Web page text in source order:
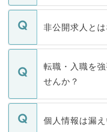
ご登録いただき
登録内容を確認
ます。通常、5営
いただきますの
非公開求人と
マイナビ
うち約3割は、
けない「非公開
下記の理由によ
ません。
■応募殺到を避
転職・入職を
せんか？
転職・入職を強
ん。また、仮に
個人情報は漏